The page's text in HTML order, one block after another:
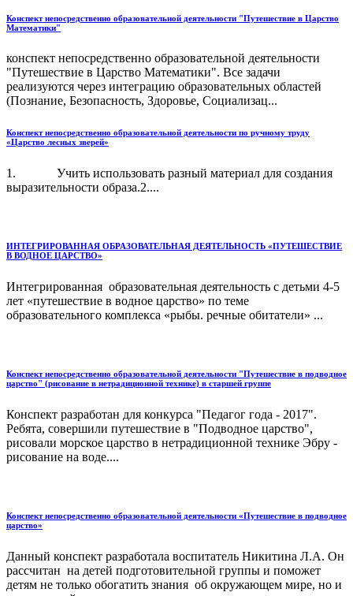
Конспект непосредственно образовательной деятельности "Путешествие в Царство
Математики"
конспект непосредственно образовательной деятельности
"Путешествие в Царство Математики". Все задачи
реализуются через интеграцию образовательных областей
(Познание, Безопасность, Здоровье, Социализац...
Конспект непосредственно образовательной деятельности по ручному труду
«Царство лесных зверей»
1. Учить использовать разный материал для создания
выразительности образа.2....
ИНТЕГРИРОВАННАЯ ОБРАЗОВАТЕЛЬНАЯ ДЕЯТЕЛЬНОСТЬ «ПУТЕШЕСТВИЕ
В ВОДНОЕ ЦАРСТВО»
Интегрированная образовательная деятельность с детьми 4-5
лет «путешествие в водное царство» по теме
образовательного комплекса «рыбы. речные обитатели» ...
Конспект непосредственно образовательной деятельности "Путешествие в подводное
царство" (рисование в нетрадиционной технике) в старшей группе
Конспект разработан для конкурса "Педагог года - 2017".
Ребята, совершили путешествие в "Подводное царство",
рисовали морское царство в нетрадиционной технике Эбру -
рисование на воде....
Конспект непосредственно образовательной деятельности «Путешествие в подводное
царство»
Данный конспект разработала воспитатель Никитина Л.А. Он
рассчитан на детей подготовительной группы и поможет
детям не только обогатить знания об окружающем мире, но и